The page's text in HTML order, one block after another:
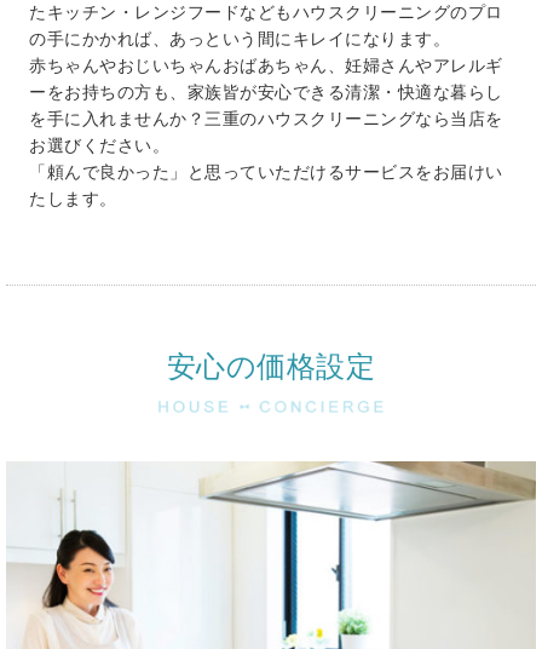
たキッチン・レンジフードなどもハウスクリーニングのプロ
の手にかかれば、あっという間にキレイになります。
赤ちゃんやおじいちゃんおばあちゃん、妊婦さんやアレルギ
ーをお持ちの方も、家族皆が安心できる清潔・快適な暮らし
を手に入れませんか？三重のハウスクリーニングなら当店を
お選びください。
「頼んで良かった」と思っていただけるサービスをお届けい
たします。
安心の価格設定